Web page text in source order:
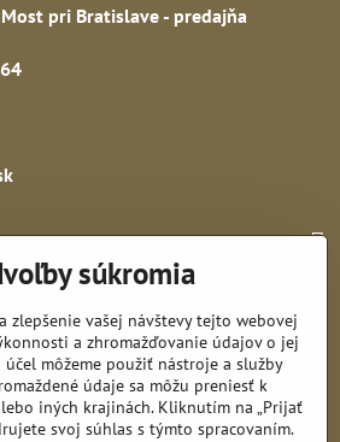
pri Bratislave - predajňa
súkromia
zlepšenie vašej návštevy tejto webovej
a zhromažďovanie údajov o jej
môžeme použiť nástroje a služby
údaje sa môžu preniesť k
iných krajinách. Kliknutím na „Prijať
svoj súhlas s týmto spracovaním.